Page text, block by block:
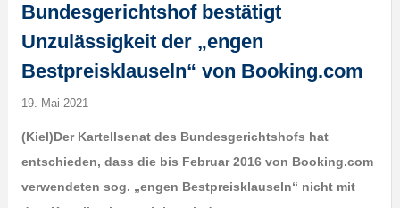
Bundesgerichtshof bestätigt
Unzulässigkeit der „engen
Bestpreisklauseln“ von Booking.com
19. Mai 2021
(Kiel)Der Kartellsenat des Bundesgerichtshofs hat
entschieden, dass die bis Februar 2016 von Booking.com
verwendeten sog. „engen Bestpreisklauseln“ nicht mit